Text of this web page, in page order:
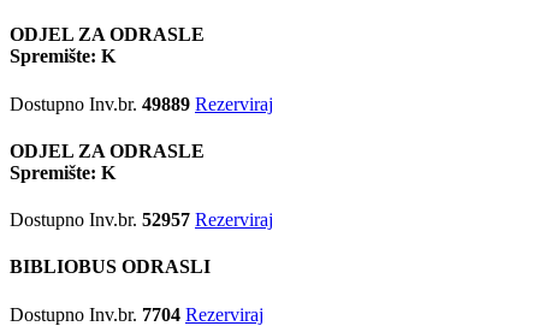
ODJEL ZA ODRASLE
Spremište: K
Dostupno Inv.br. 49889 Rezerviraj
ODJEL ZA ODRASLE
Spremište: K
Dostupno Inv.br. 52957 Rezerviraj
BIBLIOBUS ODRASLI
Dostupno Inv.br. 7704 Rezerviraj